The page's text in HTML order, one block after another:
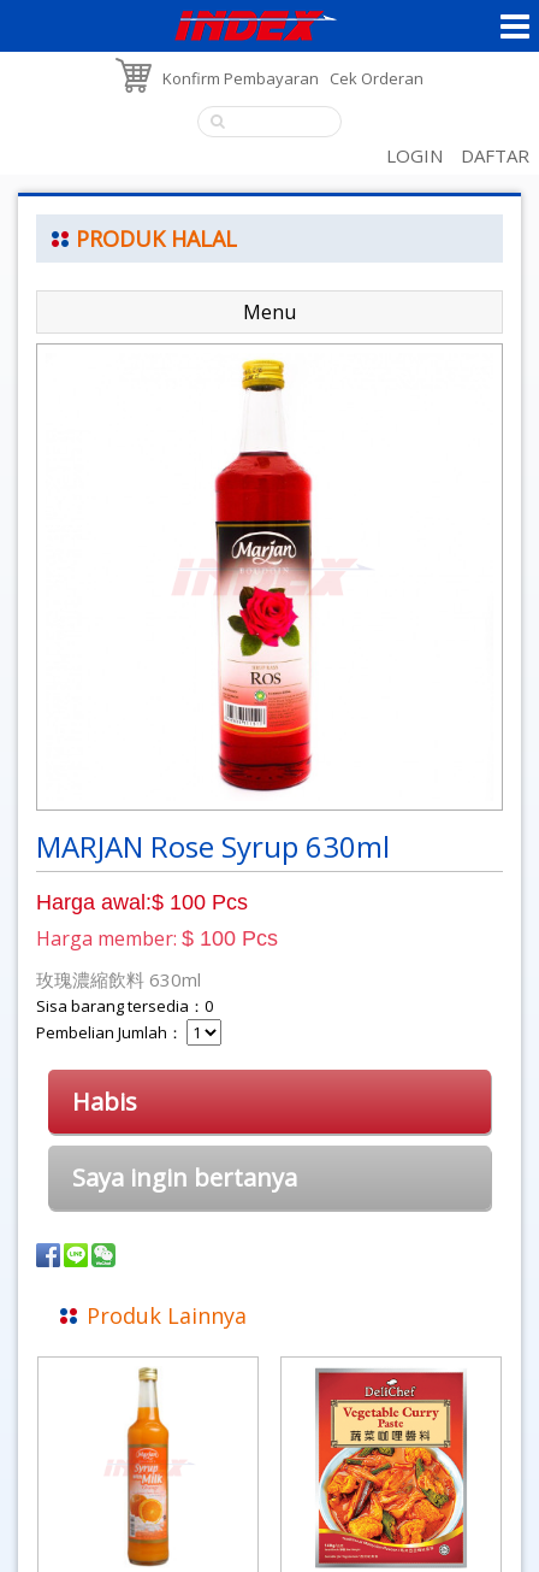
Konfirm Pembayaran Cek Orderan
LOGIN DAFTAR
PRODUK HALAL
Menu
MARJAN Rose Syrup 630ml
Harga awal:$ 100 Pcs
Harga member: $ 100 Pcs
玫瑰濃縮飲料 630ml
Sisa barang tersedia：0
Pembelian Jumlah：
Habis
Saya ingin bertanya
Produk Lainnya